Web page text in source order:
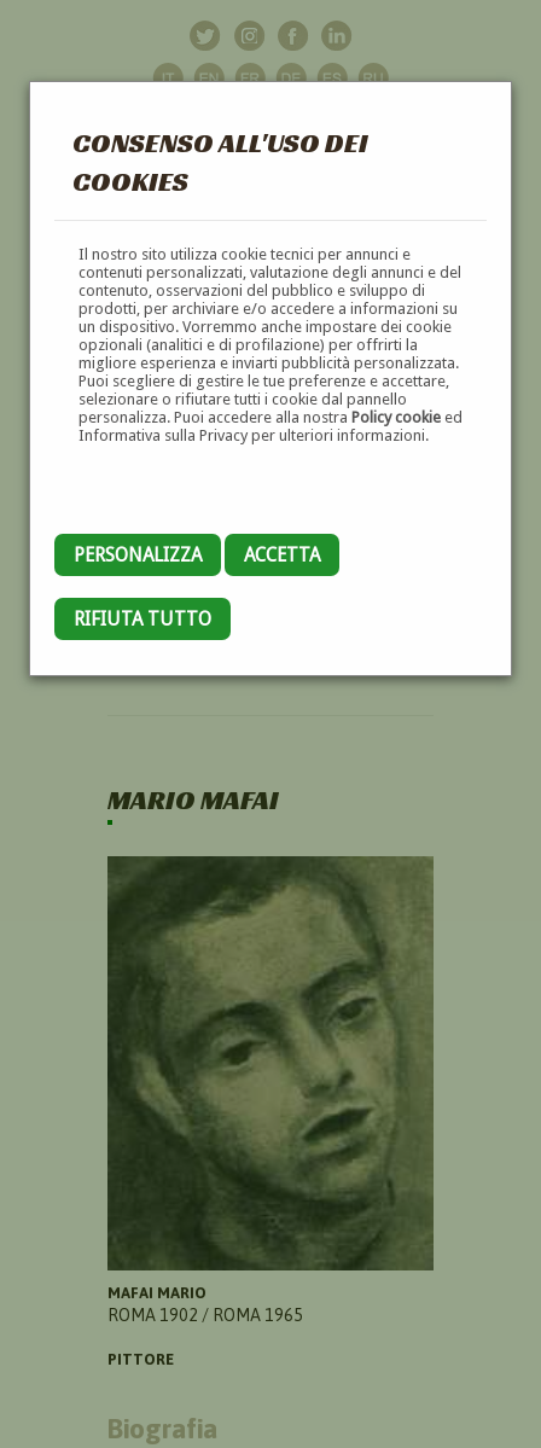
CONSENSO ALL'USO DEI
COOKIES
Il nostro sito utilizza cookie tecnici per annunci e
contenuti personalizzati, valutazione degli annunci e del
contenuto, osservazioni del pubblico e sviluppo di
prodotti, per archiviare e/o accedere a informazioni su
un dispositivo. Vorremmo anche impostare dei cookie
opzionali (analitici e di profilazione) per offrirti la
migliore esperienza e inviarti pubblicità personalizzata.
Puoi scegliere di gestire le tue preferenze e accettare,
selezionare o rifiutare tutti i cookie dal pannello
personalizza. Puoi accedere alla nostra Policy cookieed
Informativa sulla Privacy per ulteriori informazioni.
PERSONALIZZA ACCETTA
RIFIUTA TUTTO
GALLERIAD'ARTE
DIPINTI E SCULTURE '800 E '900
MARIO MAFAI
MAFAI MARIO
ROMA 1902 / ROMA 1965
PITTORE
Biografia